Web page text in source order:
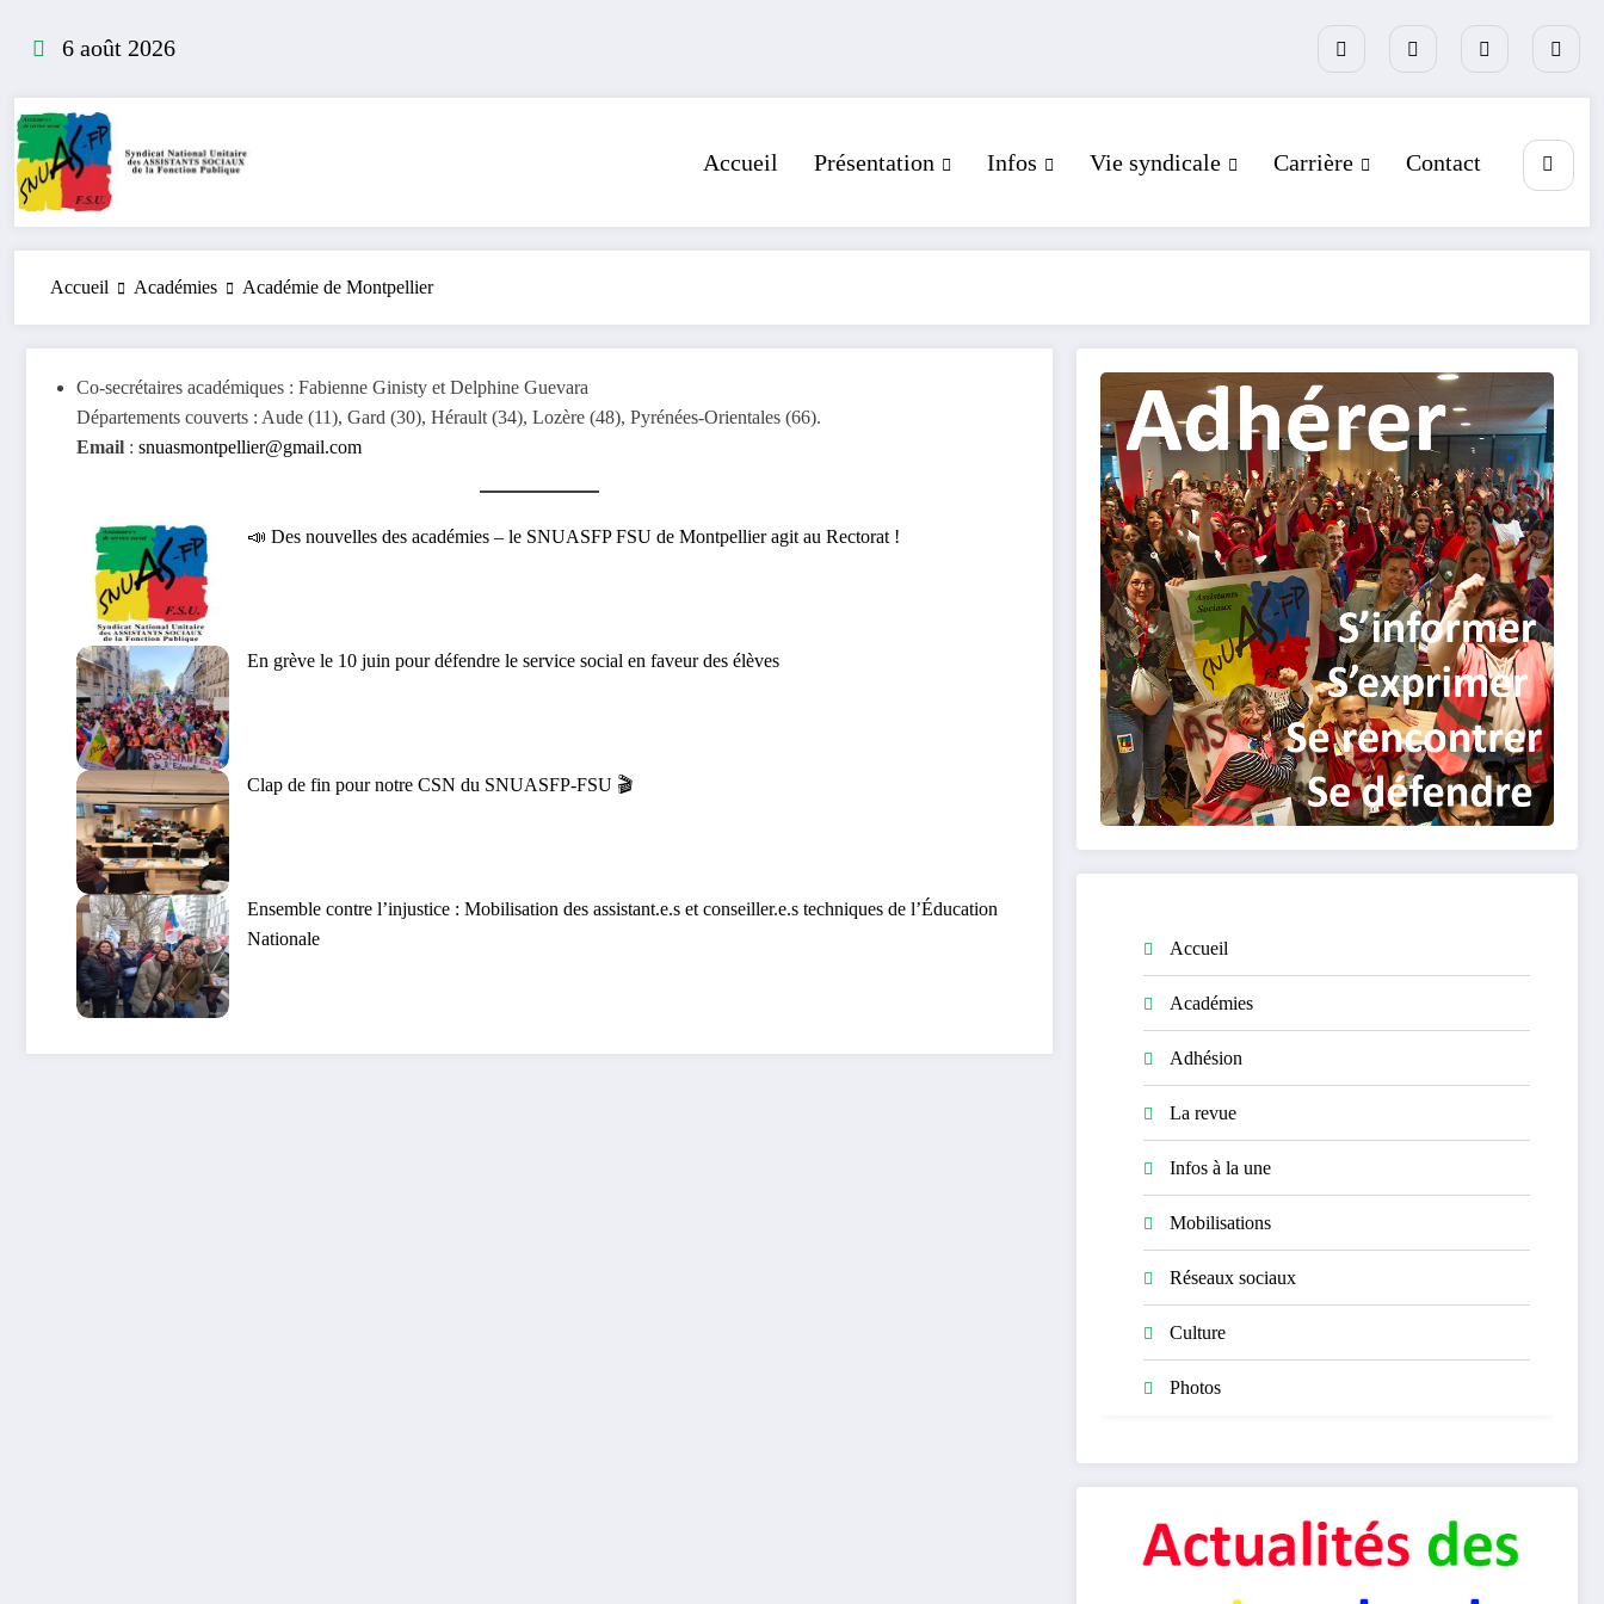
6 août 2026
Accueil Présentation Infos Vie syndicale Carrière Contact
Accueil Académies Académie de Montpellier
Co-secrétaires académiques : Fabienne Ginisty et Delphine Guevara
Départements couverts : Aude (11), Gard (30), Hérault (34), Lozère (48), Pyrénées-Orientales (66).
Email : snuasmontpellier@gmail.com
📣 Des nouvelles des académies – le SNUASFP FSU de Montpellier agit au Rectorat !
En grève le 10 juin pour défendre le service social en faveur des élèves
Clap de fin pour notre CSN du SNUASFP-FSU 🎬
Ensemble contre l’injustice : Mobilisation des assistant.e.s et conseiller.e.s techniques de l’Éducation
Nationale
Accueil
Académies
Adhésion
La revue
Infos à la une
Mobilisations
Réseaux sociaux
Culture
Photos